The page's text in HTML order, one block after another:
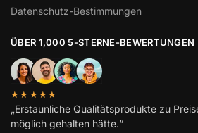
Datenschutz-Bestimmungen
ÜBER 1,000 5-STERNE-BEWERTUNGEN
★★★★★
„Erstaunliche Qualitätsprodukte zu
möglich gehalten hätte.“